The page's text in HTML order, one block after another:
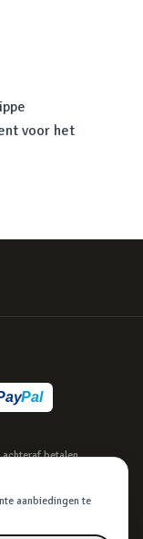
voor het
betalen
Tot 365
aanbiedingen te